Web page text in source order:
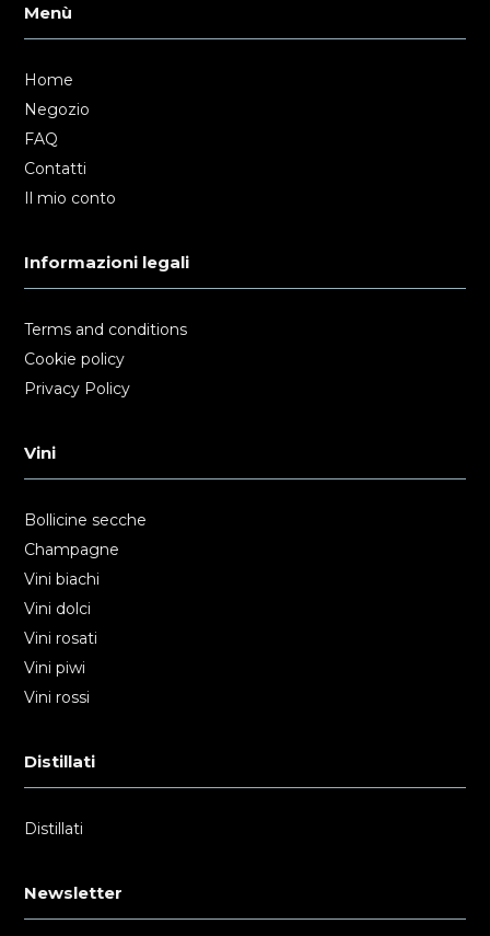
Menù
Home
Negozio
FAQ
Contatti
Il mio conto
Informazioni legali
Terms and conditions
Cookie policy
Privacy Policy
Vini
Bollicine secche
Champagne
Vini biachi
Vini dolci
Vini rosati
Vini piwi
Vini rossi
Distillati
Distillati
Newsletter